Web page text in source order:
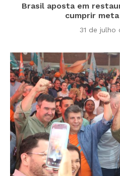
Brasil aposta em
cumprir
31 de julho